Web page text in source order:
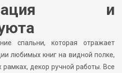
и
спальни, которая отражает
любимых книг на видной полке,
декор ручной работы. Все